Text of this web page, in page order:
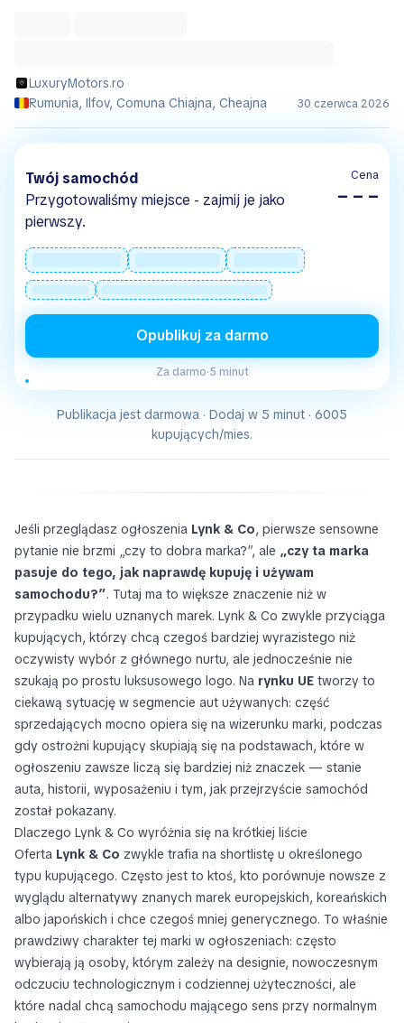
LuxuryMotors.ro
Rumunia, Ilfov, Comuna Chiajna, Cheajna
30 czerwca 2026
Twój samochód
Przygotowaliśmy miejsce - zajmij je jako
pierwszy.
Cena
– – –
Opublikuj za darmo
Za darmo·5 minut
Publikacja jest darmowa · Dodaj w 5 minut · 6005
kupujących/mies.
Jeśli przeglądasz ogłoszenia Lynk & Co, pierwsze sensowne
pytanie nie brzmi „czy to dobra marka?”, ale „czy ta marka
pasuje do tego, jak naprawdę kupuję i używam
samochodu?”. Tutaj ma to większe znaczenie niż w
przypadku wielu uznanych marek. Lynk & Co zwykle przyciąga
kupujących, którzy chcą czegoś bardziej wyrazistego niż
oczywisty wybór z głównego nurtu, ale jednocześnie nie
szukają po prostu luksusowego logo. Na rynku UE tworzy to
ciekawą sytuację w segmencie aut używanych: część
sprzedających mocno opiera się na wizerunku marki, podczas
gdy ostrożni kupujący skupiają się na podstawach, które w
ogłoszeniu zawsze liczą się bardziej niż znaczek — stanie
auta, historii, wyposażeniu i tym, jak przejrzyście samochód
został pokazany.
Dlaczego Lynk & Co wyróżnia się na krótkiej liście
Oferta Lynk & Co zwykle trafia na shortlistę u określonego
typu kupującego. Często jest to ktoś, kto porównuje nowsze z
wyglądu alternatywy znanych marek europejskich, koreańskich
albo japońskich i chce czegoś mniej generycznego. To właśnie
prawdziwy charakter tej marki w ogłoszeniach: często
wybierają ją osoby, którym zależy na designie, nowoczesnym
odczuciu technologicznym i codziennej użyteczności, ale
które nadal chcą samochodu mającego sens przy normalnym